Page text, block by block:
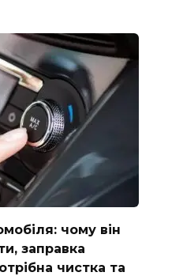
чому він
заправка
чистка та